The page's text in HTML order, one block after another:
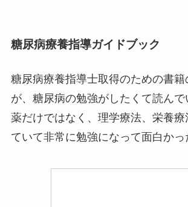
糖尿病療養指導ガイドブック
糖尿病療養指導士取得のための書籍
が、糖尿病の勉強がしたくて読んで
薬だけではなく、理学療法、栄養療
ていて非常に勉強になって面白かっ